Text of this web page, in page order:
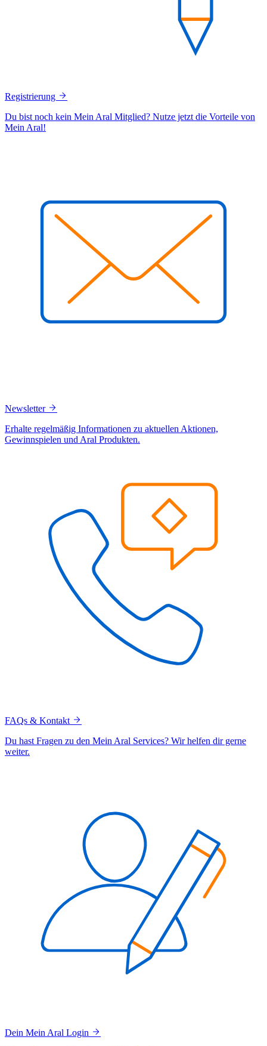
Registrierung
Du bist noch kein Mein Aral Mitglied? Nutze jetzt die Vorteile von
Mein Aral!
Newsletter
Erhalte regelmäßig Informationen zu aktuellen Aktionen,
Gewinnspielen und Aral Produkten.
FAQs & Kontakt
Du hast Fragen zu den Mein Aral Services? Wir helfen dir gerne
weiter.
Dein Mein Aral Login